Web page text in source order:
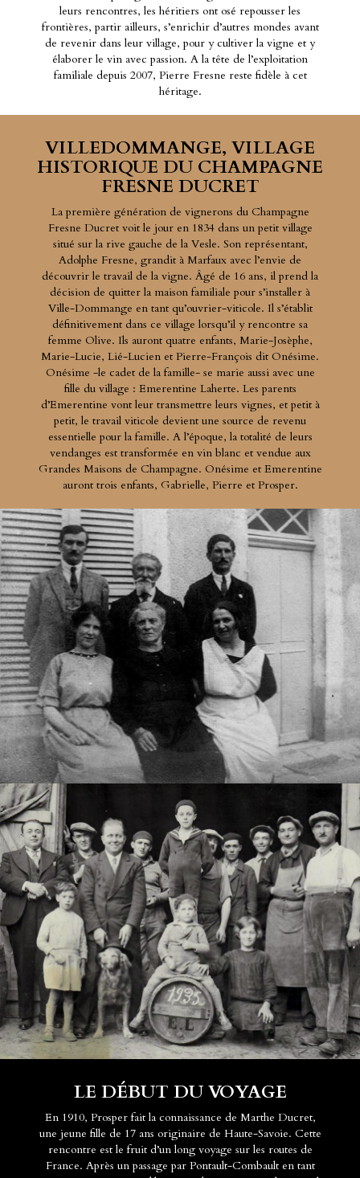
leurs rencontres, les héritiers ont osé repousser les
frontières, partir ailleurs, s’enrichir d’autres mondes avant
de revenir dans leur village, pour y cultiver la vigne et y
élaborer le vin avec passion. A la tête de l’exploitation
familiale depuis 2007, Pierre Fresne reste fidèle à cet
héritage.
VILLE­DOMMANGE, VILLAGE
HISTORIQUE DU CHAMPAGNE
FRESNE DUCRET
La première génération de vignerons du Champagne
Fresne Ducret voit le jour en 1834 dans un petit village
situé sur la rive gauche de la Vesle. Son représentant,
Adolphe Fresne, grandit à Marfaux avec l’envie de
découvrir le travail de la vigne. Âgé de 16 ans, il prend la
décision de quitter la maison familiale pour s’installer à
Ville-Dommange en tant qu’ouvrier-viticole. Il s’établit
définitivement dans ce village lorsqu’il y rencontre sa
femme Olive. Ils auront quatre enfants, Marie-Josèphe,
Marie-Lucie, Lié-Lucien et Pierre-François dit Onésime.
Onésime -le cadet de la famille- se marie aussi avec une
fille du village : Emerentine Laherte. Les parents
d’Emerentine vont leur transmettre leurs vignes, et petit à
petit, le travail viticole devient une source de revenu
essentielle pour la famille. A l’époque, la totalité de leurs
vendanges est transformée en vin blanc et vendue aux
Grandes Maisons de Champagne. Onésime et Emerentine
auront trois enfants, Gabrielle, Pierre et Prosper.
LE DÉBUT DU VOYAGE
En 1910, Prosper fait la connaissance de Marthe Ducret,
une jeune fille de 17 ans originaire de Haute-Savoie. Cette
rencontre est le fruit d’un long voyage sur les routes de
France. Après un passage par Pontault-Combault en tant